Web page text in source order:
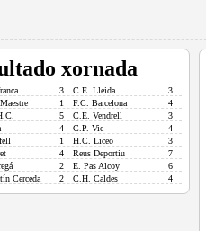
xornada
3 C.E. Lleida
3
1 F.C. Barcelona
4
5 C.E. Vendrell
3
4 C.P. Vic
4
1 H.C. Liceo
3
4 Reus Deportiu
7
2 E. Pas Alcoy
6
Cerceda
2 C.H. Caldes 4